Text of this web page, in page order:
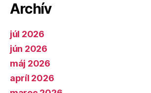
Archív
júl 2026
jún 2026
máj 2026
apríl 2026